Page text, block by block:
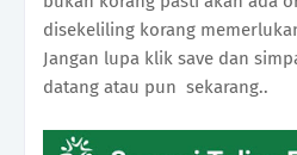
disekeliling korang
Jangan lupa klik save dan
datang atau pun sekarang..